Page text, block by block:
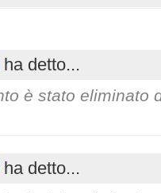
ha detto...
è stato eliminato
ha detto...